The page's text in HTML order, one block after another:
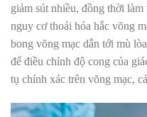
giảm sút nhiều, đồng thời
nguy cơ thoái hóa hắc võng
bong võng mạc dẫn tới mù
để điều chỉnh độ cong của
tụ chính xác trên võng mạc,